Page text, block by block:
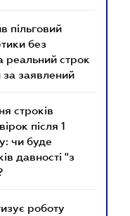
пільговий
без
реальний строк
заявлений
строків
після 1
чи буде
давності "з
роботу